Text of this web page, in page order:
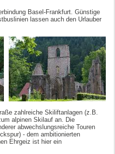
Basel-Frankfurt. Günstige
lassen auch den Urlauber
zahlreiche Skiliftanlagen (z.B.
alpinen Skilauf an. Die
abwechslungsreiche Touren
- dem ambitionierten
Ehrgeiz ist hier ein